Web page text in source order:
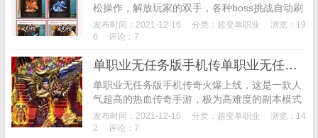
松操作，解放玩家的双手，各种boss挑战自动刷
取，轻松升级。海量的福利奖励，各种好礼让你
拿到手软，还有等级飞升卡助你快速升级;延续了
发布时间：2021-12-16 分类： 超变单职业
浏览：19
6
评论：7
单职业无任务版手机传单职业无任务版传奇手游奇下载
单职业无任务版手机传奇火爆上线，这是一款人
气超高的热血传奇手游，极为高难度的副本模式
等您来挑战，在精彩热血的战斗氛围，还有更多
经典有趣的玩法，精彩热血的战斗氛围，感兴趣
发布时间：2021-12-16 分类： 超变单职业
浏览：14
2
评论：7